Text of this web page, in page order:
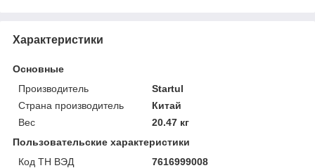
Характеристики
Основные
Производитель
Startul
Страна производитель
Китай
Вес
20.47 кг
Пользовательские характеристики
Код ТН ВЭД
7616999008